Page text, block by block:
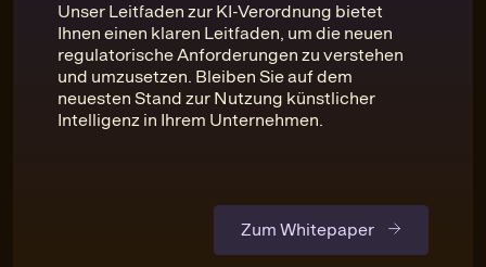
Unser Leitfaden zur KI-Verordnung bietet
Ihnen einen klaren Leitfaden, um die neuen
regulatorische Anforderungen zu verstehen
und umzusetzen. Bleiben Sie auf dem
neuesten Stand zur Nutzung künstlicher
Intelligenz in Ihrem Unternehmen.
Zum Whitepaper